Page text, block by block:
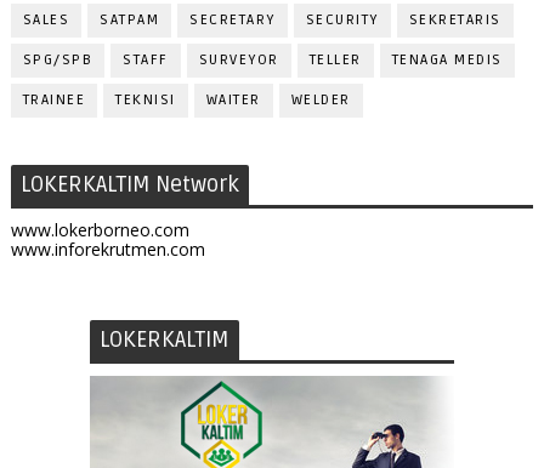
SALES SATPAM SECRETARY SECURITY SEKRETARIS
SPG/SPB STAFF SURVEYOR TELLER TENAGA MEDIS
TRAINEE TEKNISI WAITER WELDER
LOKERKALTIM Network
www.lokerborneo.com
www.inforekrutmen.com
LOKERKALTIM